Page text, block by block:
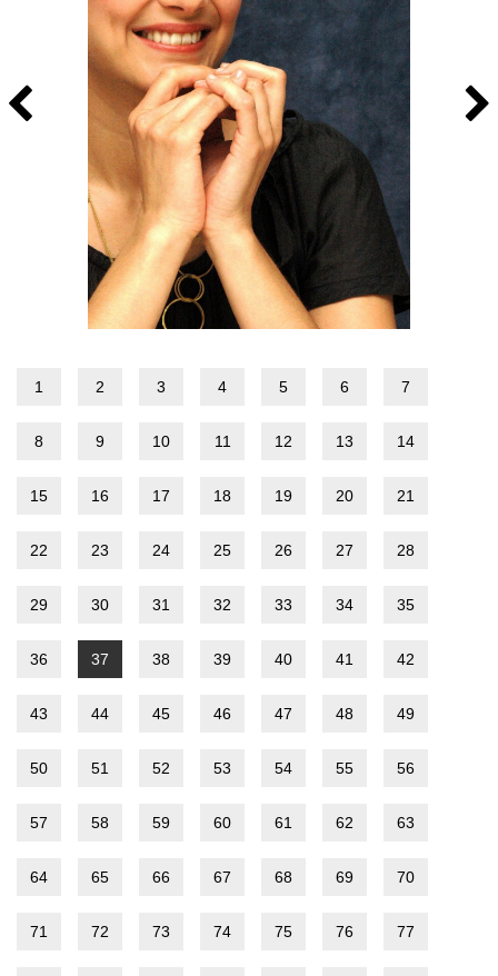
1 2 3 4 5 6 7
8 9 10 11 12 13 14
15 16 17 18 19 20 21
22 23 24 25 26 27 28
29 30 31 32 33 34 35
36 37 38 39 40 41 42
43 44 45 46 47 48 49
50 51 52 53 54 55 56
57 58 59 60 61 62 63
64 65 66 67 68 69 70
71 72 73 74 75 76 77